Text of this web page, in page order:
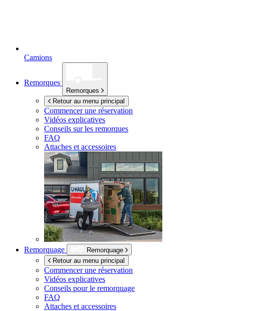
Camions
Remorques
Remorques
Retour au menu principal
Commencer une réservation
Vidéos explicatives
Conseils sur les remorques
FAQ
Attaches et accessoires
Remorquage
Remorquage
Retour au menu principal
Commencer une réservation
Vidéos explicatives
Conseils pour le remorquage
FAQ
Attaches et accessoires